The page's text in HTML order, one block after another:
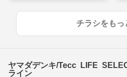
チラシをもっ
ヤマダデンキ/Tecc LIFE
ライン